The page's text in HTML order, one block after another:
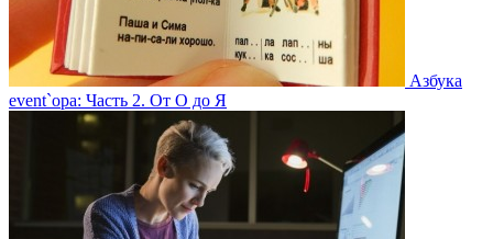
Азбука
event`ора: Часть 2. От О до Я